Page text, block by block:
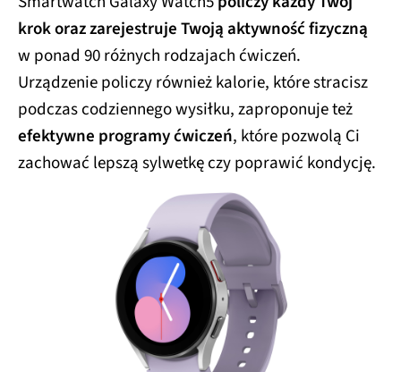
krok oraz zarejestruje Twoją aktywność fizyczną
w ponad 90 różnych rodzajach ćwiczeń.
Urządzenie policzy również kalorie, które stracisz
podczas codziennego wysiłku, zaproponuje też
efektywne programy ćwiczeń, które pozwolą Ci
zachować lepszą sylwetkę czy poprawić kondycję.